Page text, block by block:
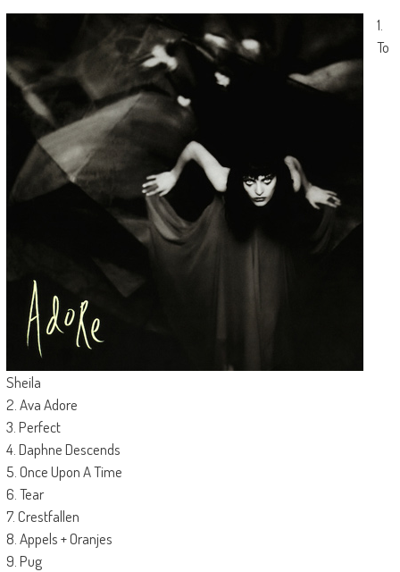
1.
To
Sheila
2. Ava Adore
3. Perfect
4. Daphne Descends
5. Once Upon A Time
6. Tear
7. Crestfallen
8. Appels + Oranjes
9. Pug